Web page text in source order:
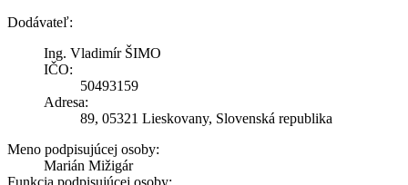
Dodávateľ:
Ing. Vladimír ŠIMO
IČO:
50493159
Adresa:
89, 05321 Lieskovany, Slovenská republika
Meno podpisujúcej osoby:
Marián Mižigár
Funkcia podpisujúcej osoby: